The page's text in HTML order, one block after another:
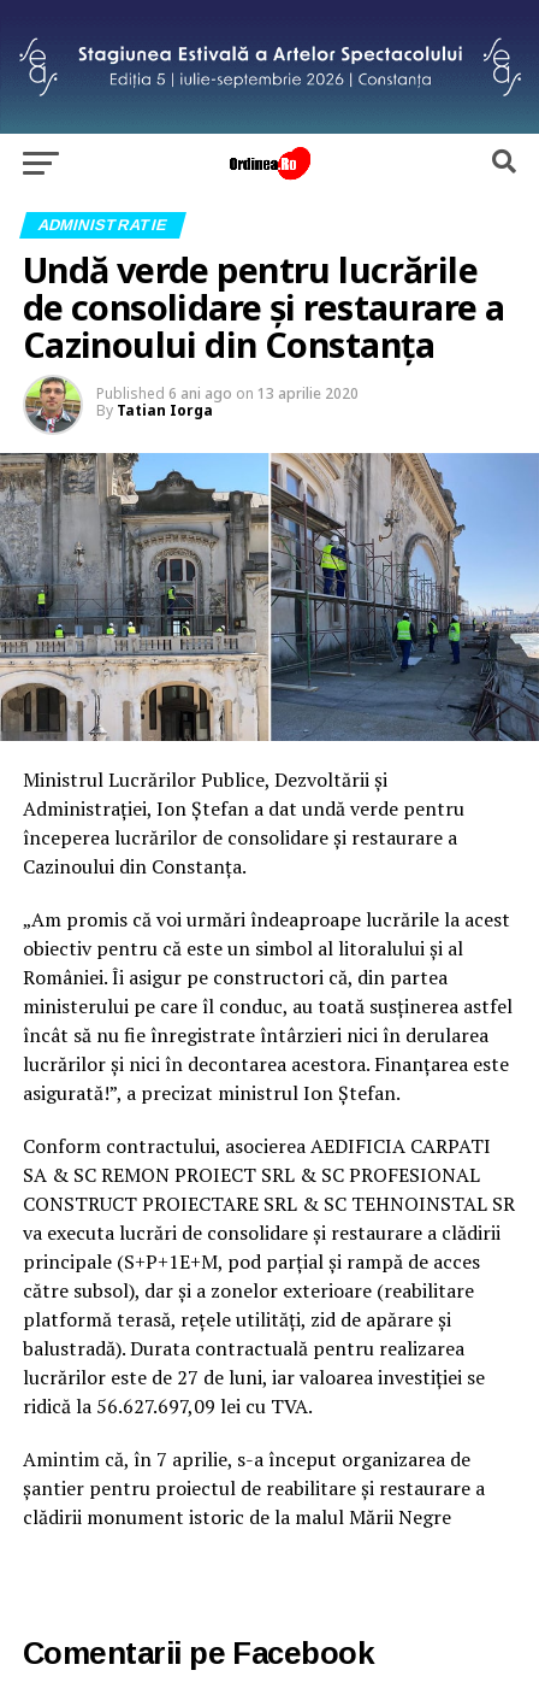
ADMINISTRATIE
Undă verde pentru lucrările
de consolidare și restaurare a
Cazinoului din Constanța
Published 6 ani ago on 13 aprilie 2020
By Tatian Iorga
Ministrul Lucrărilor Publice, Dezvoltării şi
Administraţiei, Ion Ștefan a dat undă verde pentru
începerea lucrărilor de consolidare și restaurare a
Cazinoului din Constanța.
„Am promis că voi urmări îndeaproape lucrările la acest
obiectiv pentru că este un simbol al litoralului și al
României. Îi asigur pe constructori că, din partea
ministerului pe care îl conduc, au toată susținerea astfel
încât să nu fie înregistrate întârzieri nici în derularea
lucrărilor și nici în decontarea acestora. Finanțarea este
asigurată!”, a precizat ministrul Ion Ștefan.
Conform contractului, asocierea AEDIFICIA CARPATI
SA & SC REMON PROIECT SRL & SC PROFESIONAL
CONSTRUCT PROIECTARE SRL & SC TEHNOINSTAL SR
va executa lucrări de consolidare și restaurare a clădirii
principale (S+P+1E+M, pod parțial și rampă de acces
către subsol), dar și a zonelor exterioare (reabilitare
platformă terasă, rețele utilități, zid de apărare și
balustradă). Durata contractuală pentru realizarea
lucrărilor este de 27 de luni, iar valoarea investiției se
ridică la 56.627.697,09 lei cu TVA.
Amintim că, în 7 aprilie, s-a început organizarea de
șantier pentru proiectul de reabilitare și restaurare a
clădirii monument istoric de la malul Mării Negre
Comentarii pe Facebook